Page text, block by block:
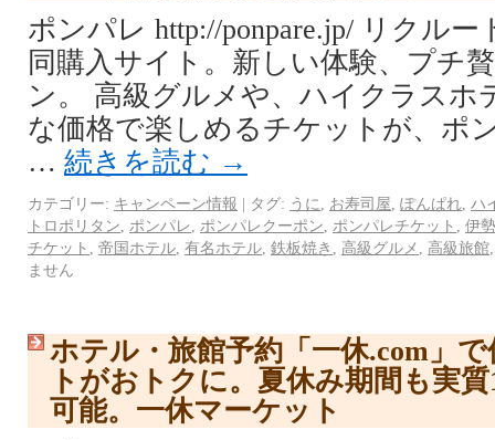
ポンパレ http://ponpare.jp/ リクル
同購入サイト。新しい体験、プチ
ン。 高級グルメや、ハイクラスホ
な価格で楽しめるチケットが、ポ
… 続きを読む →
カテゴリー: キャンペーン情報 | タグ: うに お寿司屋 ぽんぱれ ハ
トロポリタン
ポンパレ ポンパレクーポン ポンパレチケット
伊
チケット
帝国ホテル 有名ホテル 鉄板焼き 高級グルメ 高級旅館
ません
ホテル・旅館予約「一休.com」
トがおトクに。夏休み期間も実
可能。一休マーケット